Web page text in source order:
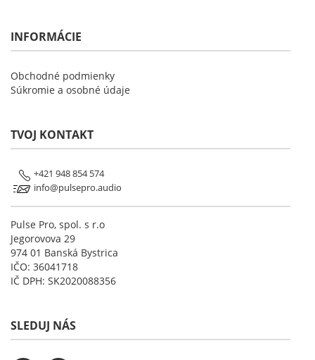
INFORMÁCIE
Obchodné podmienky
Súkromie a osobné údaje
TVOJ KONTAKT
+421 948 854 574
info@pulsepro.audio
Pulse Pro, spol. s r.o
Jegorovova 29
974 01 Banská Bystrica
IČO: 36041718
IČ DPH: SK2020088356
SLEDUJ NÁS